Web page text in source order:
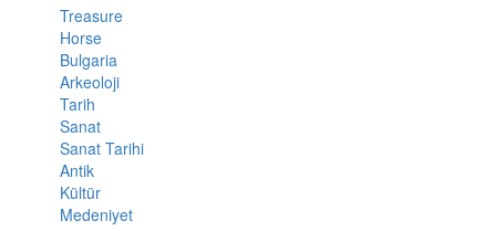
Treasure
Horse
Bulgaria
Arkeoloji
Tarih
Sanat
Sanat Tarihi
Antik
Kültür
Medeniyet